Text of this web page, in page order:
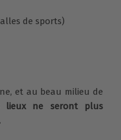
de sports)
et au beau milieu de
lieux ne seront plus